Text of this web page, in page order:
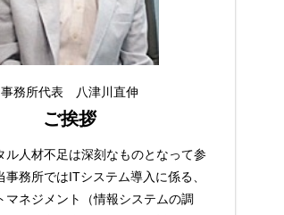
事務所代表 八津川直伸
ご挨拶
ル人材不足は深刻なものとなって参
事務所ではITシステム導入に係る、
マネジメント（情報システムの調